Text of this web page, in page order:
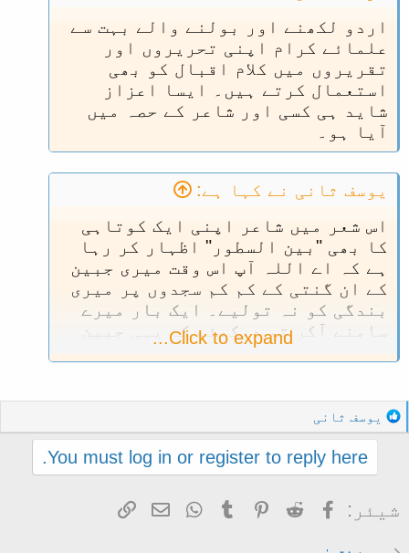
اردو لکھنے اور بولنے والے بہت سے
علمائے کرام اپنی تحریروں اور
تقریروں میں کلام اقبال کو بھی
استعمال کرتے ہیں۔ ایسا اعزاز
شاید ہی کسی اور شاعر کے حصہ میں
آیا ہو۔
یوسف ثانی نے کہا ہے:
اس شعر میں شاعر اپنی ایک کوتاہی
کا بھی "بین السطور" اظہار کر رہا
ہے کہ اے اللہ آپ اس وقت میری جبین
کے ان گنتی کے کم کم سجدوں پر میری
بندگی کو نہ تولیے۔ ایک بار میرے
سامنے آکر تو دیکھئے کہ یہی جبین
آپ کو کتنے ہزاروں سجدے پیش کرتی
Click to expand...
R
e
c
i
یوسف ثانی
You must log in or register to reply here.
شیئر: Facebook
Reddit
Pinterest
Tumblr
WhatsApp
ای میل
Link